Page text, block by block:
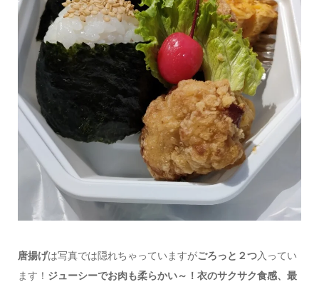
唐揚げは写真では隠れちゃっていますがごろっと２つ入ってい
ます！ ジューシーでお肉も柔らかい～！衣のサクサク食感、最